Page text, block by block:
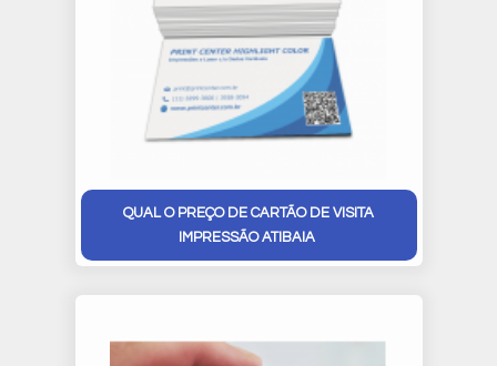
QUAL O PREÇO DE CARTÃO DE VISITA
IMPRESSÃO ATIBAIA